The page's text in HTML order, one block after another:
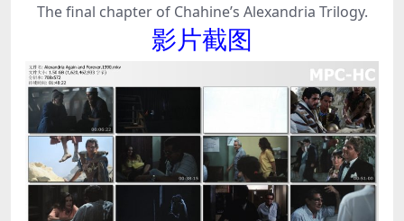
The final chapter of Chahine’s Alexandria Trilogy.
影片截图